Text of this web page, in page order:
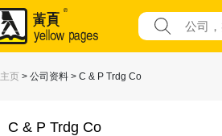
主页 > 公司资料 > C & P Trdg Co
C & P Trdg Co